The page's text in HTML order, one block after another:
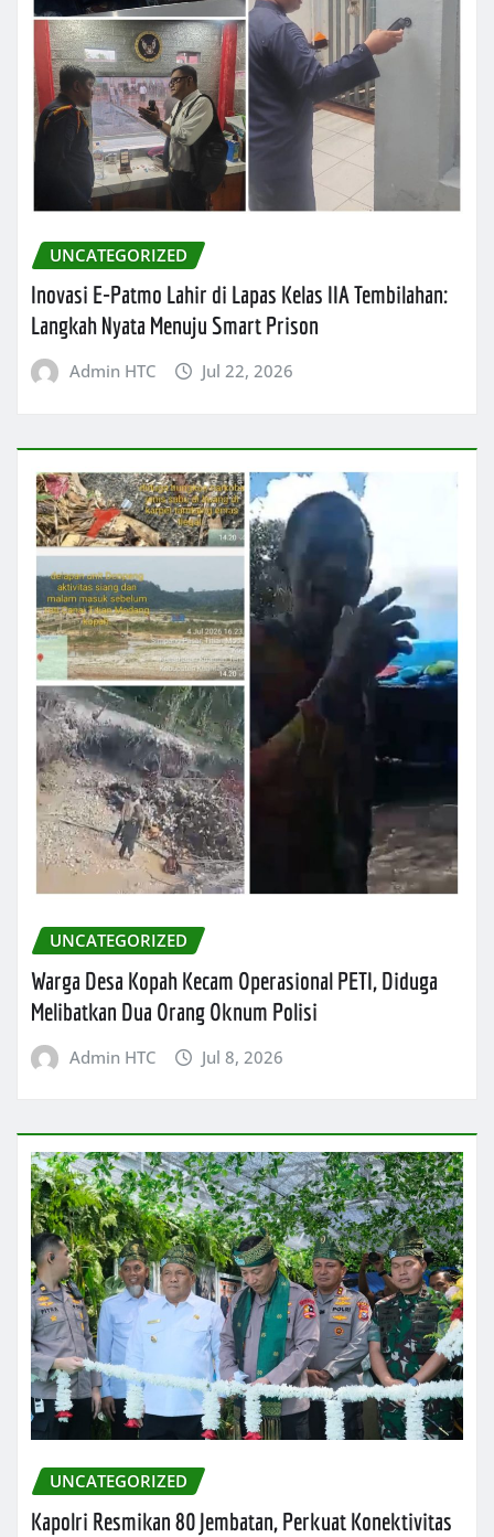
UNCATEGORIZED
Inovasi E-Patmo Lahir di Lapas Kelas IIA Tembilahan:
Langkah Nyata Menuju Smart Prison
Admin HTC Jul 22, 2026
UNCATEGORIZED
Warga Desa Kopah Kecam Operasional PETI, Diduga
Melibatkan Dua Orang Oknum Polisi
Admin HTC Jul 8, 2026
UNCATEGORIZED
Kapolri Resmikan 80 Jembatan, Perkuat Konektivitas